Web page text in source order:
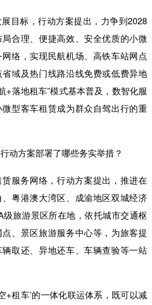
标，行动方案提出，力争到2028
合理、便捷高效、安全优质的小微
络，实现民航机场、高铁车站网点
域及热门线路沿线免费或低费异地
+落地租车”模式基本普及，数智化服
型客车租赁成为群众自驾出行的重
方案部署了哪些务实举措？
务网络，行动方案提出，推进在
粤港澳大湾区、成渝地区双城经济
级旅游景区所在地，依托城市交通枢
、景区旅游服务中心等，为旅客提
取还、异地还车、车辆查验等一站
租车’的一体化联运体系，既可以减